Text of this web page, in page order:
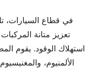
في قطاع السيارات،
تعزيز متانة
استهلاك الوقود. يقوم
الألمنيوم،